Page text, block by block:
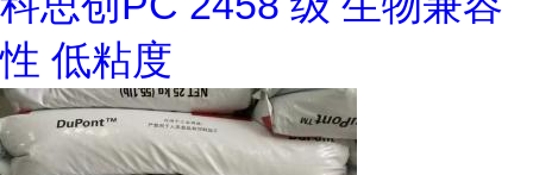
性 低粘度